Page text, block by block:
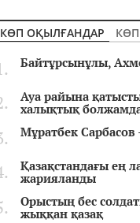
КӨП ОҚЫЛҒАНДАР
Байтұрсынұлы,
Ауа райына
халықтық
Мұратбек
Қазақстандағы ең
жарияланды
Орыстың бес
жыққан қазақ